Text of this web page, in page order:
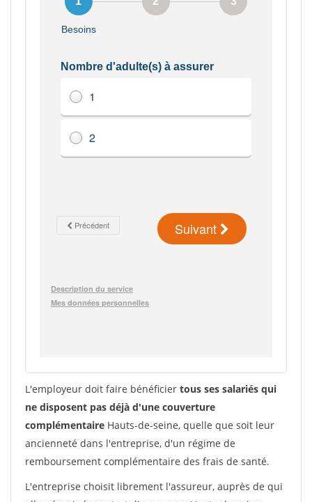
L'employeur doit faire bénéficier tous ses salariés qui
ne disposent pas déjà d'une couverture
complémentaire Hauts-de-seine, quelle que soit leur
ancienneté dans l'entreprise, d'un régime de
remboursement complémentaire des frais de santé.
L'entreprise choisit librement l'assureur, auprès de qui